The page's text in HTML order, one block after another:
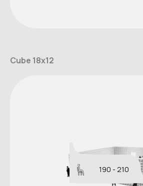
Cube 18x12
190 - 210